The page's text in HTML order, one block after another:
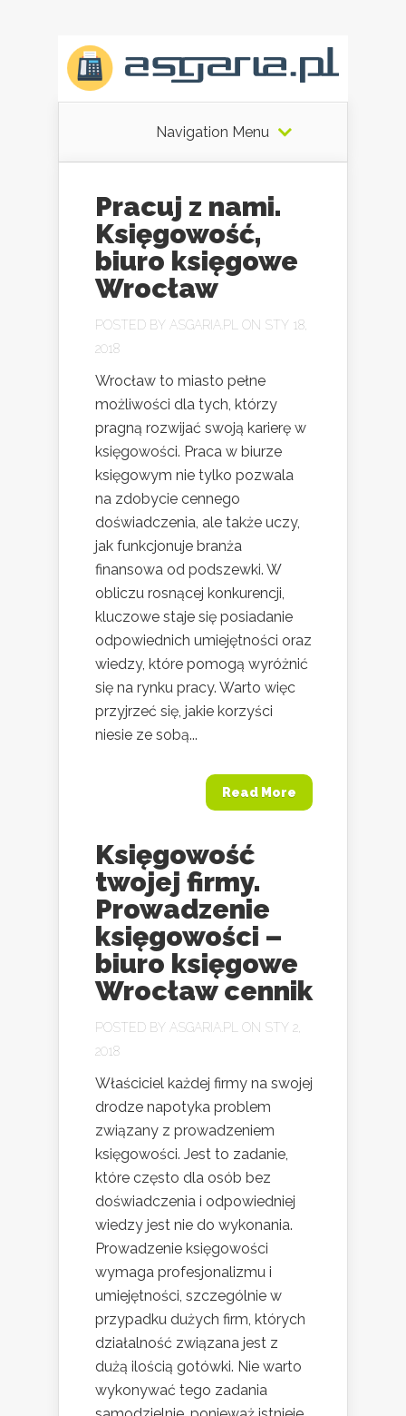
Navigation Menu
Pracuj z nami.
Księgowość,
biuro księgowe
Wrocław
POSTED BY ASGARIA.PL
ON STY 18,
2018
Wrocław to miasto pełne
możliwości dla tych, którzy
pragną rozwijać swoją karierę w
księgowości. Praca w biurze
księgowym nie tylko pozwala
na zdobycie cennego
doświadczenia, ale także uczy,
jak funkcjonuje branża
finansowa od podszewki. W
obliczu rosnącej konkurencji,
kluczowe staje się posiadanie
odpowiednich umiejętności oraz
wiedzy, które pomogą wyróżnić
się na rynku pracy. Warto więc
przyjrzeć się, jakie korzyści
niesie ze sobą...
Read More
Księgowość
twojej firmy.
Prowadzenie
księgowości –
biuro księgowe
Wrocław cennik
POSTED BY ASGARIA.PL
ON STY 2,
2018
Właściciel każdej firmy na swojej
drodze napotyka problem
związany z prowadzeniem
księgowości. Jest to zadanie,
które często dla osób bez
doświadczenia i odpowiedniej
wiedzy jest nie do wykonania.
Prowadzenie księgowości
wymaga profesjonalizmu i
umiejętności, szczególnie w
przypadku dużych firm, których
działalność związana jest z
dużą ilością gotówki. Nie warto
wykonywać tego zadania